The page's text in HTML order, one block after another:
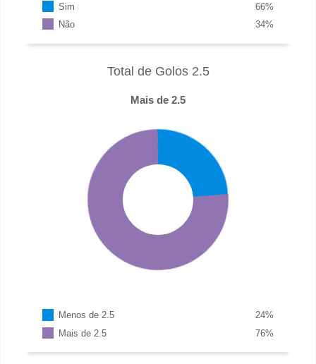
Sim %
66
Não
%
34
Total de Golos 2.5
Mais de 2.5
Menos de 2.5 %
24
Mais de 2.5
%
76